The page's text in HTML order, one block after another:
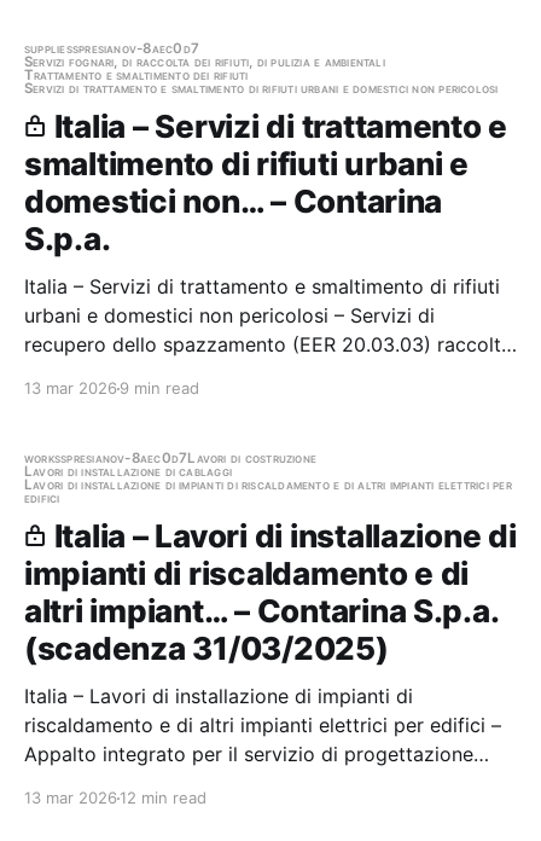
suppliesspresianov-8aec0d7
Servizi fognari, di raccolta dei rifiuti, di pulizia e ambientali
Trattamento e smaltimento dei rifiuti
Servizi di trattamento e smaltimento di rifiuti urbani e domestici non pericolosi
Italia – Servizi di trattamento e
smaltimento di rifiuti urbani e
domestici non… – Contarina
S.p.a.
Italia – Servizi di trattamento e smaltimento di rifiuti
urbani e domestici non pericolosi – Servizi di
recupero dello spazzamento (EER 20.03.03) raccolto
13 mar 2026 9 min read
worksspresianov-8aec0d7Lavori di costruzione
Lavori di installazione di cablaggi
Lavori di installazione di impianti di riscaldamento e di altri impianti elettrici per
edifici
Italia – Lavori di installazione di
impianti di riscaldamento e di
altri impiant… – Contarina S.p.a.
(scadenza 31/03/2025)
Italia – Lavori di installazione di impianti di
riscaldamento e di altri impianti elettrici per edifici –
Appalto integrato per il servizio di progettazione
13 mar 2026 12 min read